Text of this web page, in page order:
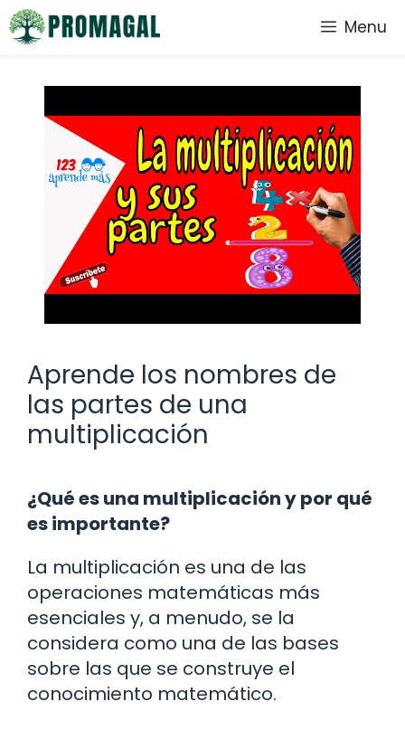
Saltar
al
Menu
Aprende los nombres de
las partes de una
multiplicación
¿Qué es una multiplicación y por qué
es importante?
La multiplicación es una de las
operaciones matemáticas más
esenciales y, a menudo, se la
considera como una de las bases
sobre las que se construye el
conocimiento matemático.